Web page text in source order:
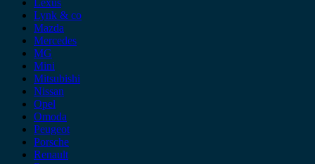
Lexus
Lynk & co
Mazda
Mercedes
MG
Mini
Mitsubishi
Nissan
Opel
Omoda
Peugeot
Porsche
Renault